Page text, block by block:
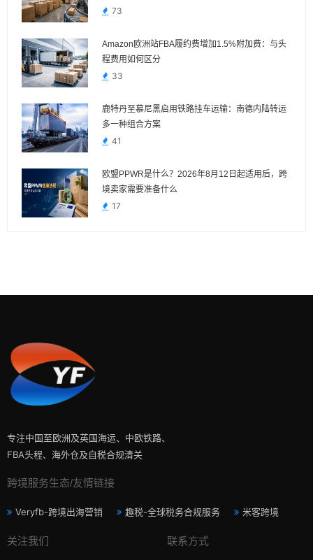
73
Amazon欧洲站FBA履约费增加1.5%附加费：与头
程费用如何区分
33
鹿特丹至慕尼黑启用铁路挂车运输：南德内陆转运
多一种组合方案
41
欧盟PPWR是什么？2026年8月12日起适用后，跨
境卖家需要准备什么
17
专注中国至欧洲及英国海运、中欧铁路、
FBA头程、海外仓及自税合规清关
跨境服务生态/友情链接
Veryfb-跨境出海营销 趣税-全球税务合规服务 米客跨境
关注我们 联系方式